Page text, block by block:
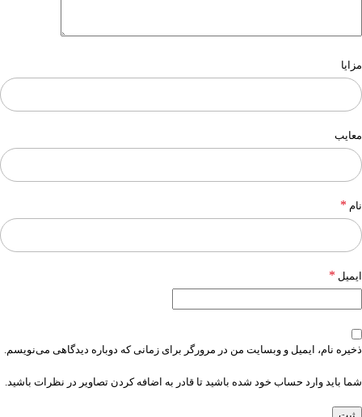
مزایا
معایب
نام *
ایمیل *
ذخیره نام، ایمیل و وبسایت من در مرورگر برای زمانی که دوباره دیدگاهی می‌نویسم.
شما باید وارد حساب خود شده باشید تا قادر به اضافه کردن تصاویر در نظرات باشید.